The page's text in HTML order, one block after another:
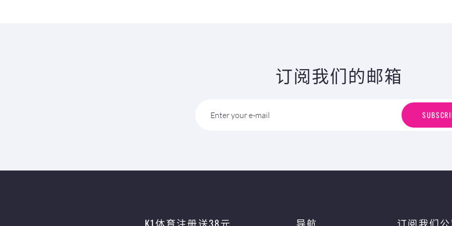
订阅我们的邮箱
Enter your e-mail SUBSCRI
K1体育注册送38元 导航 订阅我们